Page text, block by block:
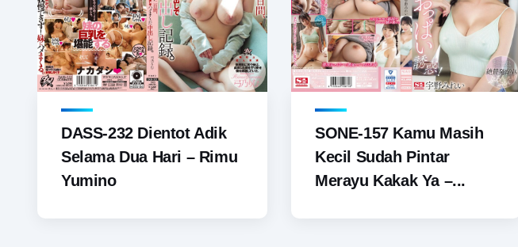
DASS-232 Dientot Adik
Selama Dua Hari – Rimu
Yumino
SONE-157 Kamu Masih
Kecil Sudah Pintar
Merayu Kakak Ya –...